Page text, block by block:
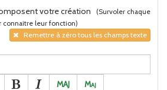
votre création
(Survoler chaque
connaitre leur fonction)
Remettre à zéro tous les champs texte
MAJ Maj